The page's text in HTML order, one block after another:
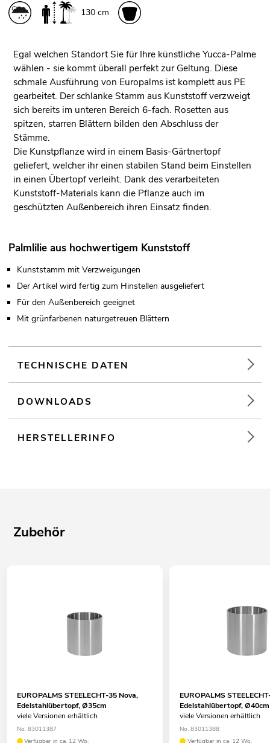
130 cm
Egal welchen Standort Sie für Ihre künstliche Yucca-Palme
wählen - sie kommt überall perfekt zur Geltung. Diese
schmale Ausführung von Europalms ist komplett aus PE
gearbeitet. Der schlanke Stamm aus Kunststoff verzweigt
sich bereits im unteren Bereich 6-fach. Rosetten aus
spitzen, starren Blättern bilden den Abschluss der
Stämme.
Die Kunstpflanze wird in einem Basis-Gärtnertopf
geliefert, welcher ihr einen stabilen Stand beim Einstellen
in einen Übertopf verleiht. Dank des verarbeiteten
Kunststoff-Materials kann die Pflanze auch im
geschützten Außenbereich ihren Einsatz finden.
Palmlilie aus hochwertigem Kunststoff
Kunststamm mit Verzweigungen
Der Artikel wird fertig zum Hinstellen ausgeliefert
Für den Außenbereich geeignet
Mit grünfarbenen naturgetreuen Blättern
TECHNISCHE DATEN
DOWNLOADS
HERSTELLERINFO
Zubehör
EUROPALMS STEELECHT-35 Nova,
Edelstahlübertopf, Ø35cm
viele Versionen erhältlich
No. 83011387
Verfügbar in ca. 12 Wo.
EUROPALMS
Edelstahlübertopf, Ø40cm
viele Versionen erhältlich
No. 83011388
Verfügbar in ca. 12 Wo.